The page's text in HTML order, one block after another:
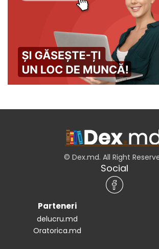
© Dex.md. All Right
Social
Parteneri
delucru.md
Oratorica.md